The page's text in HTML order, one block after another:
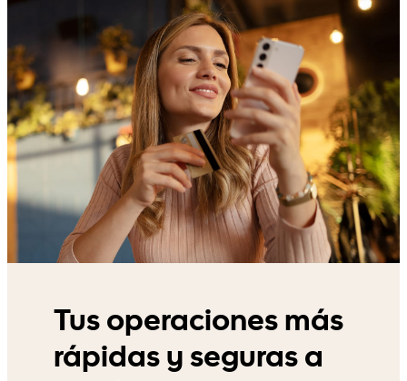
Tus operaciones más
rápidas y seguras a